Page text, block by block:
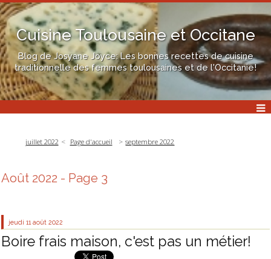
Cuisine Toulousaine et Occitane
Blog de Josyane Joyce: Les bonnes recettes de cuisine
traditionnelle des femmes toulousaines et de l'Occitanie!
juillet 2022 Page d'accueil septembre 2022
Août 2022 - Page 3
jeudi 11 août 2022
Boire frais maison, c'est pas un métier!